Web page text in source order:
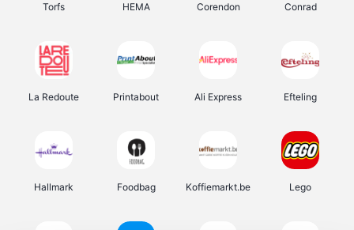
Torfs HEMA Corendon Conrad
La Redoute Printabout Ali Express Efteling
Hallmark Foodbag Koffiemarkt.be Lego